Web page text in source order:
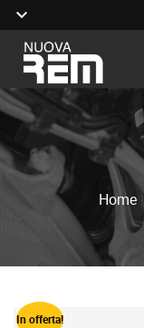
Home
In offerta!